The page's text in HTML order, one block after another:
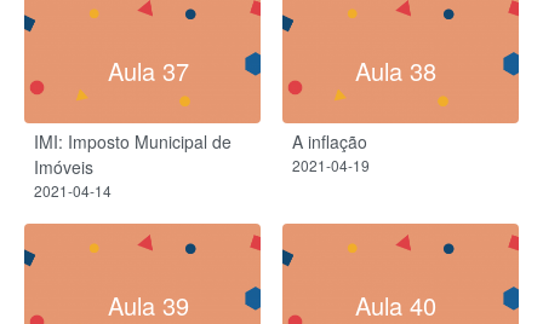
Aula 37
IMI: Imposto Municipal de
Imóveis
2021-04-14
Aula 38
A inflação
2021-04-19
Aula 39 Aula 40